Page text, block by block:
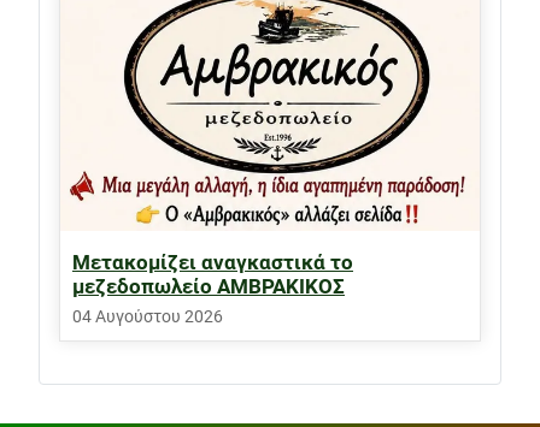
Μετακομίζει αναγκαστικά το
μεζεδοπωλείο ΑΜΒΡΑΚΙΚΟΣ
04 Αυγούστου 2026